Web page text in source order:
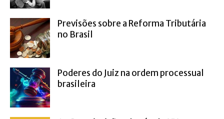
Previsões sobre a Reforma Tributária
no Brasil
Poderes do Juiz na ordem processual
brasileira